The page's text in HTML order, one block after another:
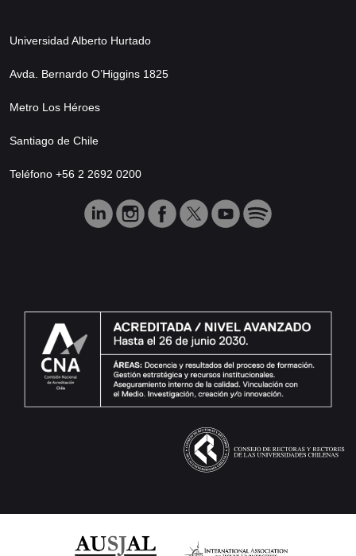
Universidad Alberto Hurtado
Avda. Bernardo O’Higgins 1825
Metro Los Héroes
Santiago de Chile
Teléfono +56 2 2692 0200